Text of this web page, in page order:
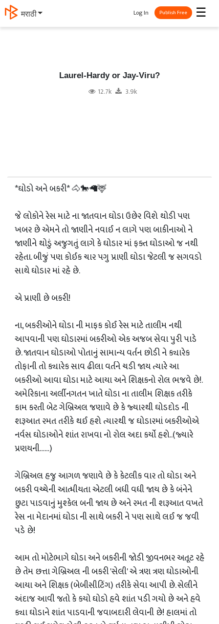
मराठी ☰
Log In Publish Free
Laurel-Hardy or Jay-Viru?
12.7k 3.9k
*ઘોડો અને બકરી* 🐴🐎🦙🦌
જે લોકોને રેસ માટે ના જાતવાન ઘોડા ઉછેર વિશે થોડી પણ
ખબર છે એમને તો જાણીને નવાઈ ન લાગે પણ બાકીનાઓ ને
જાણીને થોડું અજુગતું લાગે કે ઘોડાર માં ફક્ત ઘોડાઓ જ નથી
રહેતા. બીજું પણ કોઈક ચાર પગુ પ્રાણી ઘોડા જેટલી જ સગવડો
સાથે ઘોડાર માં રહે છે.
એ પ્રાણી છે બકરી!
ના, બકરીઓને ઘોડા ની માફક કોઈ રેસ માટે તાલીમ નથી
આપવાની પણ ઘોડારમાં બકરીઓ એક અજબ સેવા પુરી પાડે
છે. જાતવાન ઘોડાઓ પોતાનું સામાન્ય વર્તન છોડી ને ક્યારેક
તોફાની તો ક્યારેક સાવ ઢીલા વર્તને ચડી જાય ત્યારે આ
બકરીઓ આવા ઘોડા માટે આયા અને શિક્ષકનો રોલ ભજવે છે!.
અમેરિકાના અર્લીનગતન ખાતે ઘોડા ના તાલીમ શિક્ષક તરીકે
કામ કરતી બેટ ગેબ્રિઅલ જણાવે છે કે જ્યારથી ઘોડદોડ ની
શરૂઆત રમત તરીકે થઈ હશે ત્યારથી જ ઘોડારમાં બકરીઓએ
નર્વસ ઘોડાઓને શાંત રાખવા નો રોલ અદા કર્યો હશે..(જ્યારે
પ્રણયની……)
ગેબ્રિઅલ હજુ આગળ જણાવે છે કે કેટલીક વાર તો ઘોડા અને
બકરી વચ્ચેની આત્મીયતા એટલી બધી વધી જાય છે કે બંનેને
છુટા પાડવાનું મુશ્કેલ બની જાય છે અને રમત ની શરૂઆત વખતે
રેસ ના મેદાનમાં ઘોડા ની સાથે બકરી ને પણ સાથે લઈ જ જવી
પડે છે!
આમ તો મોટેભાગે ઘોડા અને બકરીની જોડી જીવનભર અતૂટ રહે
છે તેમ છત્તા ગેબ્રિઅલ ની બકરી 'સેલી' એ ત્રણ ત્રણ ઘોડાઓની
આયા અને શિક્ષક (બેબીસીટિંગ) તરીકે સેવા આપી છે. સેલીને
અંદાજ આવી જતો કે કયો ઘોડો હવે શાંત પડી ગયો છે અને હવે
ક્યા ઘોડાને શાંત પાડવાની જવાબદારી લેવાની છે! હાલમાં તો